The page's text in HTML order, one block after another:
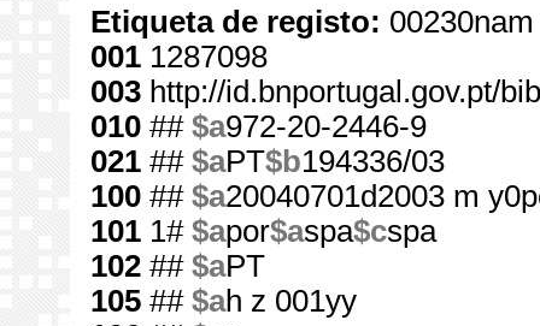
Etiqueta de registo:
001 1287098
003 http://id.bnportugal.gov.pt/
010 ## $a972-20-2446-9
021 ## $aPT$b194336/03
100 ## $a20040701d2003 m
101 1# $apor$aspa$cspa
102 ## $aPT
105 ## $ah z 001yy